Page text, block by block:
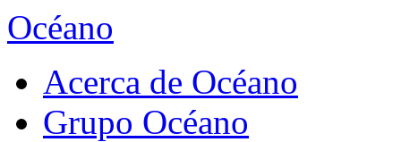
Océano
Acerca de Océano
Grupo Océano